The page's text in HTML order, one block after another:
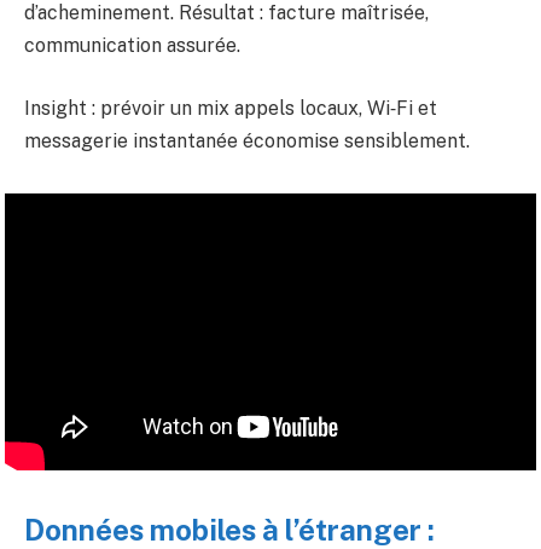
d’acheminement. Résultat : facture maîtrisée,
communication assurée.
Insight : prévoir un mix appels locaux, Wi‑Fi et
messagerie instantanée économise sensiblement.
Données mobiles à l’étranger :